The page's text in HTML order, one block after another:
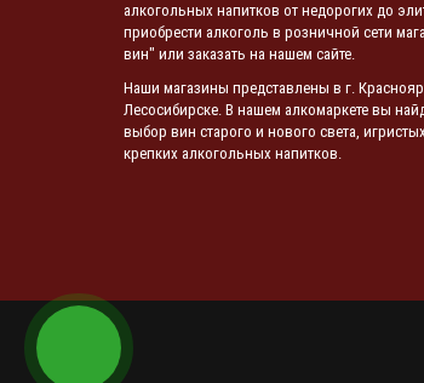
алкогольных напитков от недорогих до
приобрести алкоголь в розничной сети
вин" или заказать на нашем сайте.
Наши магазины представлены в г.
Лесосибирске. В нашем алкомаркете вы
выбор вин старого и нового света,
крепких алкогольных напитков.